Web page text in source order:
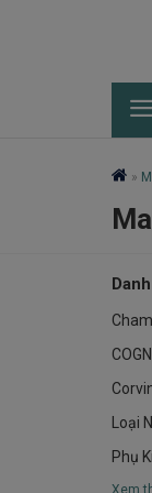
»
Loại
Phụ
Xem